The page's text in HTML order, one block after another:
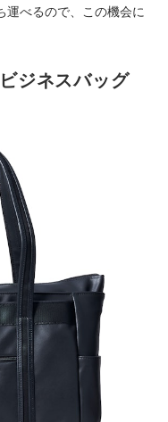
運べるので、この機会に
ジネスバッグ